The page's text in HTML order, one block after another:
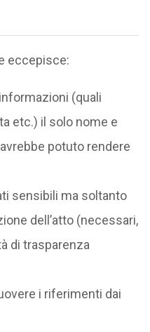
eccepisce:
(quali
etc.) il solo nome e
potuto rendere
sensibili ma soltanto
dell’atto (necessari,
di trasparenza
i riferimenti dai